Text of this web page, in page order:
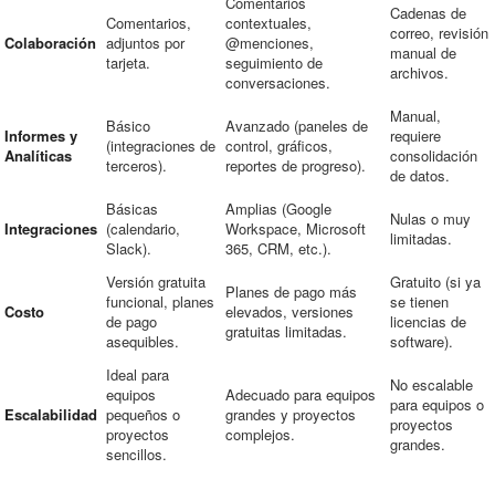
Colaboración
Comentarios,
adjuntos por
tarjeta.
contextuales,
@menciones,
seguimiento de
conversaciones.
Cadenas de
correo, revisión
manual de
archivos.
Informes y
Analíticas
Básico
(integraciones de
terceros).
Avanzado (paneles de
control, gráficos,
reportes de progreso).
Manual,
requiere
consolidación
de datos.
Integraciones
Básicas
(calendario,
Slack).
Amplias (Google
Workspace, Microsoft
365, CRM, etc.).
Nulas o muy
limitadas.
Costo
Versión gratuita
funcional, planes
de pago
asequibles.
Planes de pago más
elevados, versiones
gratuitas limitadas.
Gratuito (si ya
se tienen
licencias de
software).
Escalabilidad
Ideal para
equipos
pequeños o
proyectos
sencillos.
Adecuado para equipos
grandes y proyectos
complejos.
No escalable
para equipos o
proyectos
grandes.